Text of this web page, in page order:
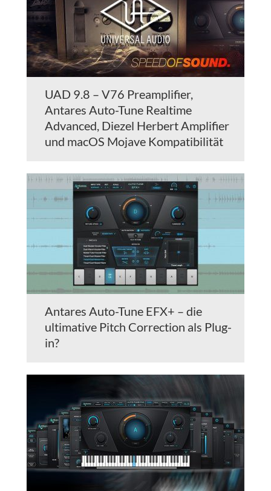
UAD 9.8 – V76 Preamplifier,
Antares Auto-Tune Realtime
Advanced, Diezel Herbert Amplifier
und macOS Mojave Kompatibilität
Antares Auto-Tune EFX+ – die
ultimative Pitch Correction als Plug-
in?